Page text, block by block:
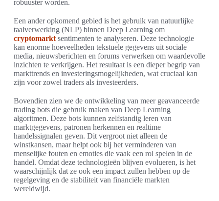
robuuster worden.
Een ander opkomend gebied is het gebruik van natuurlijke
taalverwerking (NLP) binnen Deep Learning om
cryptomarkt sentimenten te analyseren. Deze technologie
kan enorme hoeveelheden tekstuele gegevens uit sociale
media, nieuwsberichten en forums verwerken om waardevolle
inzichten te verkrijgen. Het resultaat is een dieper begrip van
markttrends en investeringsmogelijkheden, wat cruciaal kan
zijn voor zowel traders als investeerders.
Bovendien zien we de ontwikkeling van meer geavanceerde
trading bots die gebruik maken van Deep Learning
algoritmen. Deze bots kunnen zelfstandig leren van
marktgegevens, patronen herkennen en realtime
handelssignalen geven. Dit vergroot niet alleen de
winstkansen, maar helpt ook bij het verminderen van
menselijke fouten en emoties die vaak een rol spelen in de
handel. Omdat deze technologieën blijven evolueren, is het
waarschijnlijk dat ze ook een impact zullen hebben op de
regelgeving en de stabiliteit van financiële markten
wereldwijd.